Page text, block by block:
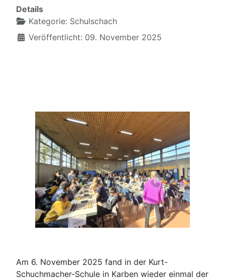
Details
Kategorie: Schulschach
Veröffentlicht: 09. November 2025
Am 6. November 2025 fand in der Kurt-
Schuchmacher-Schule in Karben wieder einmal der